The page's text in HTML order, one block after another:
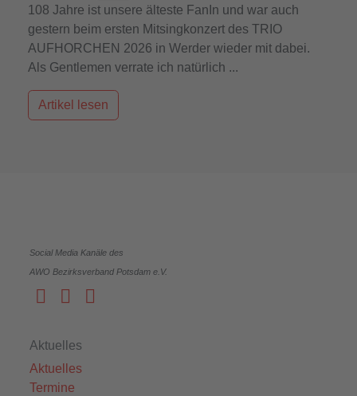
108 Jahre ist unsere älteste FanIn und war auch
gestern beim ersten Mitsingkonzert des TRIO
AUFHORCHEN 2026 in Werder wieder mit dabei.
Als Gentlemen verrate ich natürlich ...
Artikel lesen
Social Media Kanäle des
AWO Bezirksverband Potsdam e.V.
Aktuelles
Aktuelles
Termine